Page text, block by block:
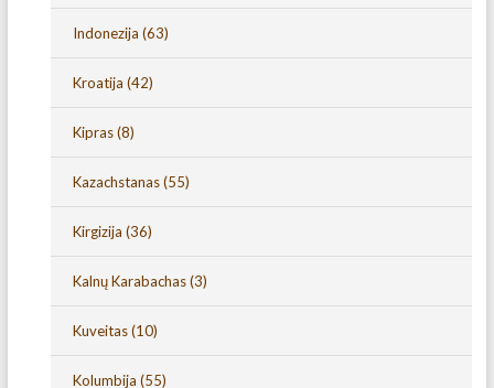
Indonezija (63)
Kroatija (42)
Kipras(8)
Kazachstanas(55)
Kirgizija (36)
Kalnų Karabachas(3)
Kuveitas(10)
Kolumbija (55)